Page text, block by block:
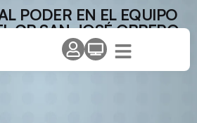
PODER EN EL EQUIPO
CB SAN JOSÉ OBRERO